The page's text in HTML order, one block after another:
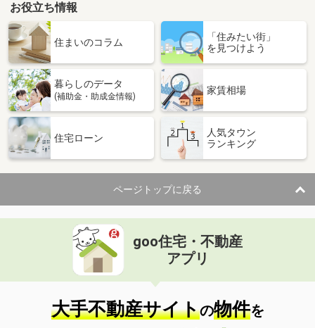
お役立ち情報
住まいのコラム
「住みたい街」
を見つけよう
暮らしのデータ
(補助金・助成金情報)
家賃相場
住宅ローン
人気タウン
ランキング
ページトップに戻る
goo住宅・不動産
アプリ
大手不動産サイトの物件を